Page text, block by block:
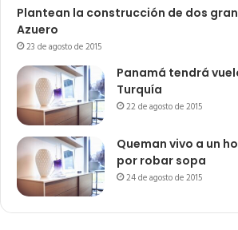
Plantean la construcción de dos
Azuero
23 de agosto de 2015
Panamá tendrá
Turquía
22 de agosto de 2015
Queman vivo a un
por robar sopa
24 de agosto de 2015